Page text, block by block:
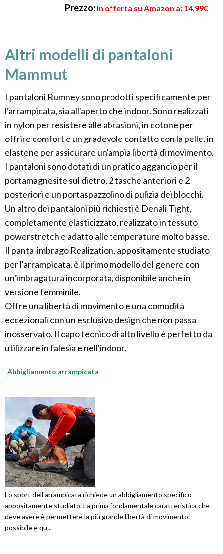
Prezzo: in offerta su Amazon a: 14,99€
Altri modelli di pantaloni
Mammut
I pantaloni Rumney sono prodotti specificamente per
l'arrampicata, sia all'aperto che indoor. Sono realizzati
in nylon per resistere alle abrasioni, in cotone per
offrire comfort e un gradevole contatto con la pelle, in
elastene per assicurare un'ampia libertà di movimento.
I pantaloni sono dotati di un pratico aggancio per il
portamagnesite sul dietro, 2 tasche anteriori e 2
posteriori e un portaspazzolino di pulizia dei blocchi.
Un altro dei pantaloni più richiesti è Denali Tight,
completamente elasticizzato, realizzato in tessuto
powerstretch e adatto alle temperature molto basse.
Il panta-imbrago Realization, appositamente studiato
per l'arrampicata, è il primo modello del genere con
un'imbragatura incorporata, disponibile anche in
versione femminile.
Offre una libertà di movimento e una comodità
eccezionali con un esclusivo design che non passa
inosservato. Il capo tecnico di alto livello è perfetto da
utilizzare in falesia e nell'indoor.
Abbigliamento arrampicata
Lo sport dell'arrampicata richiede un abbigliamento specifico
appositamente studiato. La prima fondamentale caratteristica che
deve avere è permettere la più grande libertà di movimento
possibile e qu...